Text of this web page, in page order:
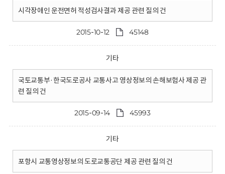
시각장애인 운전면허 적성검사결과 제공 관련 질의 건
2015-10-12 45148
기타
국토교통부·한국도로공사 교통사고 영상정보의 손해보험사 제공 관
련 질의 건
2015-09-14 45993
기타
포항시 교통영상정보의 도로교통공단 제공 관련 질의 건